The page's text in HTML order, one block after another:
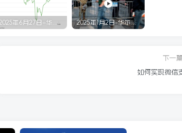
2025年6月27日–华尔街回顾 2025年1月2日-华尔街回顾
下一
如何实现微信